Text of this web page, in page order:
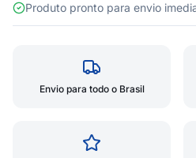
Produto pronto para envio
Envio para todo o Brasil